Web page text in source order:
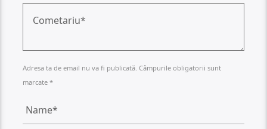
Adresa ta de email nu va fi publicată. Câmpurile obligatorii sunt
marcate *